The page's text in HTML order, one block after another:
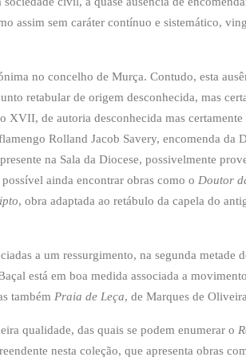
assim sem caráter contínuo e sistemático,
no concelho de Murça. Contudo, esta
retabular de origem desconhecida, mas
XVII, de autoria desconhecida mas
Rolland Jacob Savery, encomenda da
na Sala da Diocese, possivelmente
ainda encontrar obras como o Doutor
, obra adaptada ao retábulo da capela do
a um ressurgimento, na segunda
está em boa medida associada a
também Praia de Leça, de Marques de
qualidade, das quais se podem enumerar o
nesta coleção, que apresenta obras